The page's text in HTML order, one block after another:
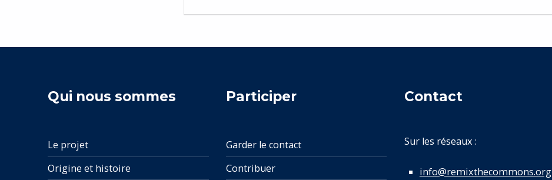
Qui nous sommes
Le projet
Origine et histoire
Participer
Garder le contact
Contribuer
Contact
Sur les réseaux :
info@remixthecommons.org